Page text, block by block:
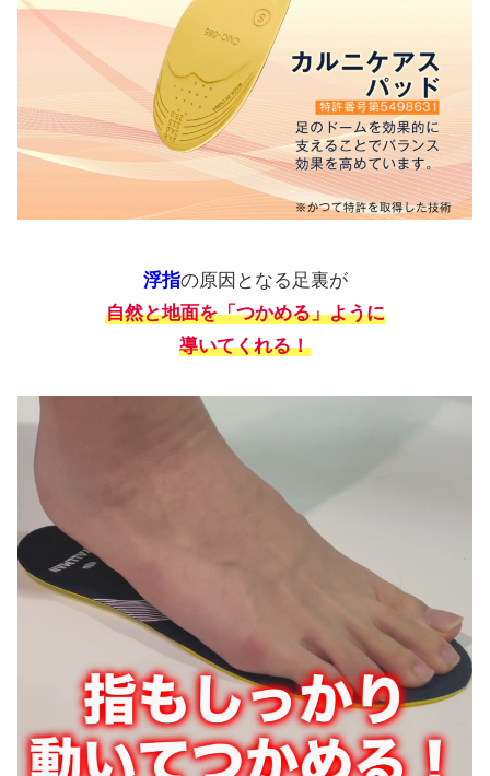
浮指の原因となる足裏が
自然と地面を「つかめる」ように
導いてくれる！